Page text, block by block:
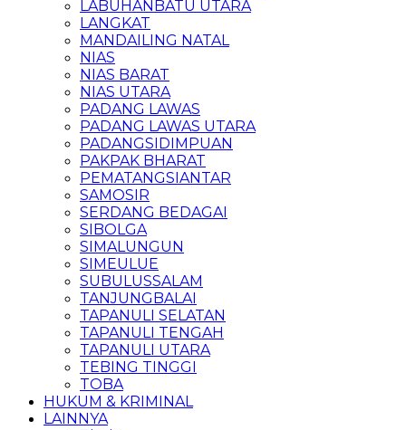
LABUHANBATU UTARA
LANGKAT
MANDAILING NATAL
NIAS
NIAS BARAT
NIAS UTARA
PADANG LAWAS
PADANG LAWAS UTARA
PADANGSIDIMPUAN
PAKPAK BHARAT
PEMATANGSIANTAR
SAMOSIR
SERDANG BEDAGAI
SIBOLGA
SIMALUNGUN
SIMEULUE
SUBULUSSALAM
TANJUNGBALAI
TAPANULI SELATAN
TAPANULI TENGAH
TAPANULI UTARA
TEBING TINGGI
TOBA
HUKUM & KRIMINAL
LAINNYA